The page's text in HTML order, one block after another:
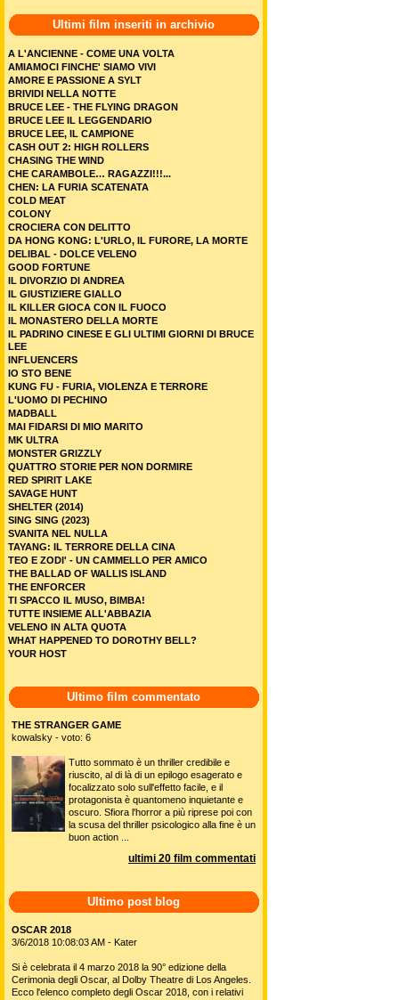
Ultimi film inseriti in archivio
A L'ANCIENNE - COME UNA VOLTA
AMIAMOCI FINCHE' SIAMO VIVI
AMORE E PASSIONE A SYLT
BRIVIDI NELLA NOTTE
BRUCE LEE - THE FLYING DRAGON
BRUCE LEE IL LEGGENDARIO
BRUCE LEE, IL CAMPIONE
CASH OUT 2: HIGH ROLLERS
CHASING THE WIND
CHE CARAMBOLE… RAGAZZI!!!...
CHEN: LA FURIA SCATENATA
COLD MEAT
COLONY
CROCIERA CON DELITTO
DA HONG KONG: L'URLO, IL FURORE, LA MORTE
DELIBAL - DOLCE VELENO
GOOD FORTUNE
IL DIVORZIO DI ANDREA
IL GIUSTIZIERE GIALLO
IL KILLER GIOCA CON IL FUOCO
IL MONASTERO DELLA MORTE
IL PADRINO CINESE E GLI ULTIMI GIORNI DI BRUCE
LEE
INFLUENCERS
IO STO BENE
KUNG FU - FURIA, VIOLENZA E TERRORE
L'UOMO DI PECHINO
MADBALL
MAI FIDARSI DI MIO MARITO
MK ULTRA
MONSTER GRIZZLY
QUATTRO STORIE PER NON DORMIRE
RED SPIRIT LAKE
SAVAGE HUNT
SHELTER (2014)
SING SING (2023)
SVANITA NEL NULLA
TAYANG: IL TERRORE DELLA CINA
TEO E ZODI' - UN CAMMELLO PER AMICO
THE BALLAD OF WALLIS ISLAND
THE ENFORCER
TI SPACCO IL MUSO, BIMBA!
TUTTE INSIEME ALL'ABBAZIA
VELENO IN ALTA QUOTA
WHAT HAPPENED TO DOROTHY BELL?
YOUR HOST
Ultimo film commentato
THE STRANGER GAME
kowalsky - voto: 6
Tutto sommato è un thriller credibile e
riuscito, al di là di un epilogo esagerato e
focalizzato solo sull'effetto facile, e il
protagonista è quantomeno inquietante e
oscuro. Sfiora l'horror a più riprese poi con
la scusa del thriller psicologico alla fine è un
buon action ...
ultimi 20 film commentati
Ultimo post blog
OSCAR 2018
3/6/2018 10:08:03 AM - Kater
Si è celebrata il 4 marzo 2018 la 90° edizione della
Cerimonia degli Oscar, al Dolby Theatre di Los Angeles.
Ecco l'elenco completo degli Oscar 2018, con i relativi